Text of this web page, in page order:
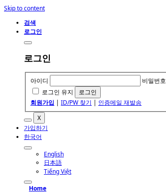
Skip to content
검색
로그인
로그인
아이디
비밀번호
로그인 유지
회원가입 | ID/PW 찾기 | 인증메일 재발송
X
가입하기
한국어
English
日本語
Tiếng Việt
Home